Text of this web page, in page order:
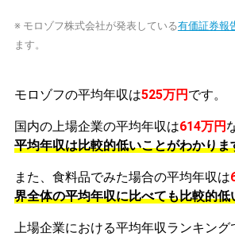
※ モロゾフ株式会社が発表している有価証券報
ます。
モロゾフの平均年収は525万円 です。
国内の上場企業の平均年収は614万円
平均年収は比較的低いことがわかりま
また、食料品でみた場合の平均年収は
界全体の平均年収に比べても比較的低
上場企業における平均年収ランキング